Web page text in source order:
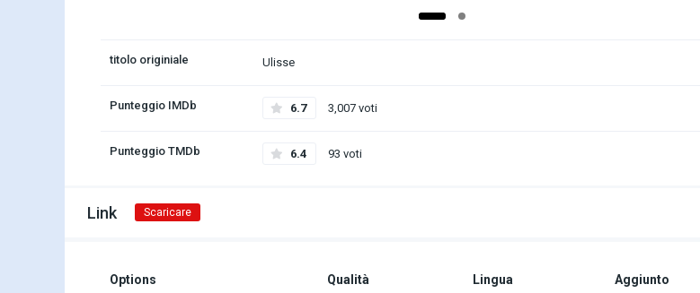
titolo originiale Ulisse
Punteggio IMDb 6.7 3,007 voti
Punteggio TMDb 6.4 93 voti
Link Scaricare
Options Qualità Lingua Aggiunto